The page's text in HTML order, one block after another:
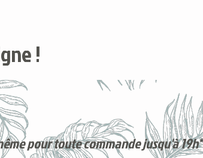
!
pour toute commande jusqu'à 19h*